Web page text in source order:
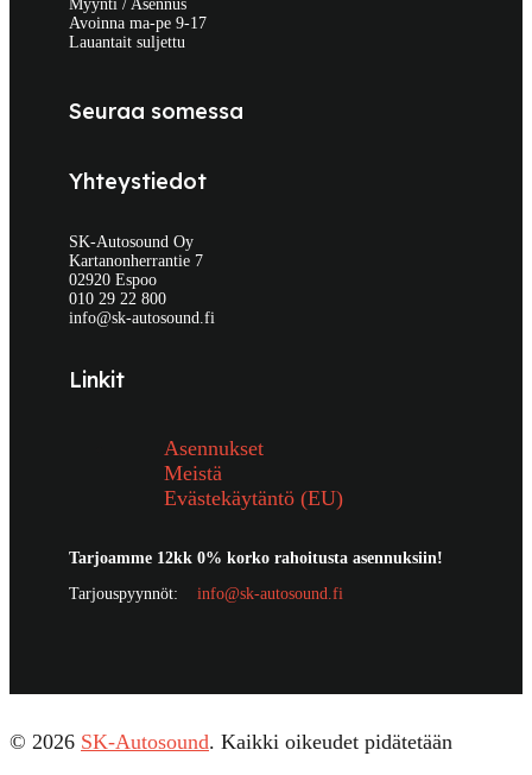
Myynti / Asennus
Avoinna ma-pe 9-17
Lauantait suljettu
Seuraa somessa
Yhteystiedot
SK-Autosound Oy
Kartanonherrantie 7
02920 Espoo
010 29 22 800
info@sk-autosound.fi
Linkit
Asennukset
Meistä
Evästekäytäntö (EU)
Tarjoamme 12kk 0% korko rahoitusta asennuksiin!
Tarjouspyynnöt: info@sk-autosound.fi
© 2026 SK-Autosound. Kaikki oikeudet pidätetään